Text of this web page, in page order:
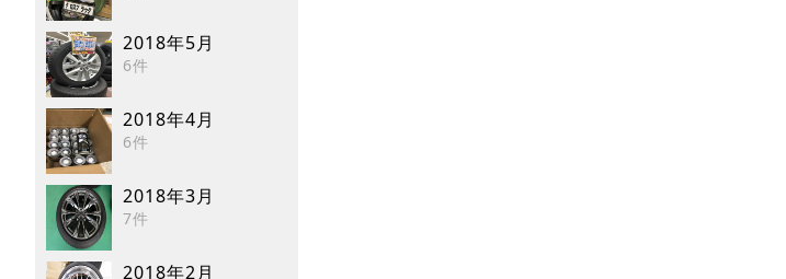
2018年5月
6件
2018年4月
6件
2018年3月
7件
2018年2月